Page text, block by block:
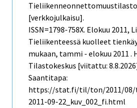
Tieliikenneonnettomuustilasto
[verkkojulkaisu].
ISSN=1798-758X. Elokuu 2011,
Tieliikenteessä kuolleet
mukaan, tammi - elokuu 2011 .
Tilastokeskus [viitattu:
Saantitapa:
https://stat.fi/til/ton/2011/08/
2011-09-22_kuv_002_fi.html